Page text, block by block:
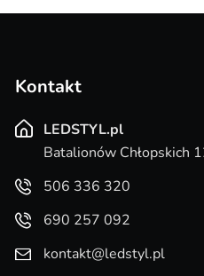
Kontakt
LEDSTYL.pl
Batalionów Chłopskich
506 336 320
690 257 092
kontakt@ledstyl.pl